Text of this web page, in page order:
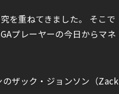
を重ねてきました。 そこで
プレーヤーの今日からマネ
ザック・ジョンソン（Zack